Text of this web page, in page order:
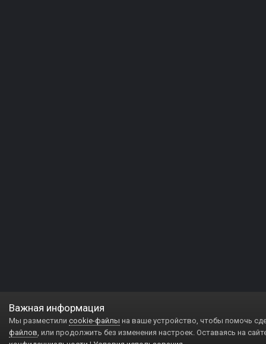
Важная информация
Мы разместили cookie-файлы на ваше устройство, чтобы помочь
файлов, или продолжить без изменения настроек. Оставаясь на